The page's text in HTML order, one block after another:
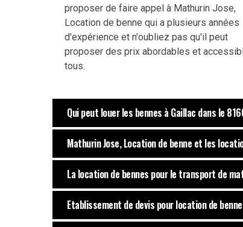
proposer de faire appel à Mathurin Jose,
Location de benne qui a plusieurs années
d'expérience et n'oubliez pas qu'il peut
proposer des prix abordables et
tous.
Qui peut louer les bennes à Gaillac dans le
Mathurin Jose, Location de benne et les
La location de bennes pour le transport de
Etablissement de devis pour location de benne